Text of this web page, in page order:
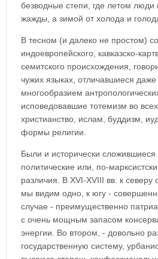
безводные степи, где летом люди
жажды, а зимой от холода и
В тесном (и далеко не простом)
индоевропейского, кавказско-
семитского происхождения,
чужих языках, отличавшиеся даже
многообразием
исповедовавшие тотемизм во
христианство, ислам, буддизм,
формы религии.
Были и исторически сложившиеся
политические или, по-
различия. В XVI-XVIII вв. к северу
мы видим одно, к югу -
случае - преимущественно
с очень мощным запасом
энергии. Во втором, - довольно
государственную систему,